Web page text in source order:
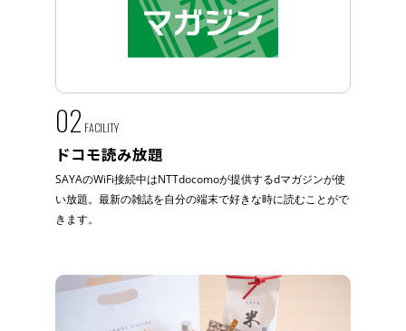
02 FACILITY
ドコモ読み放題
SAYAのWiFi接続中はNTTdocomoが提供するdマガジンが使
い放題。最新の雑誌を自分の端末で好きな時に読むことがで
きます。